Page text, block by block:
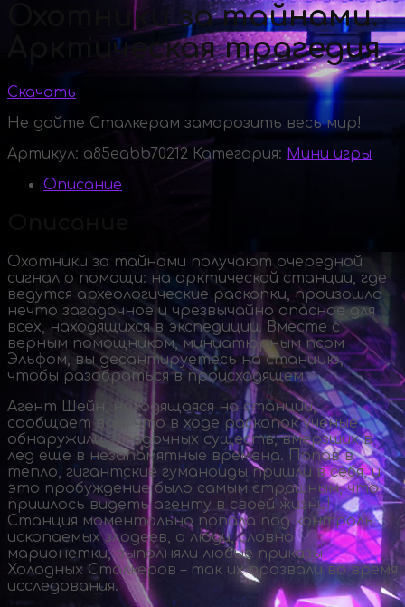
Охотники за тайнами.
Арктическая трагедия
Скачать
Не дайте Сталкерам заморозить весь мир!
Артикул: a85eabb70212 Категория: Мини игры
Описание
Охотники за тайнами получают очередной
сигнал о помощи: на арктической станции, где
ведутся археологические раскопки, произошло
нечто загадочное и чрезвычайно опасное для
всех, находящихся в экспедиции. Вместе с
верным помощником, миниатюрным псом
Эльфом, вы десантируетесь на станцию,
чтобы разобраться в происходящем.
Агент Шейн, находящаяся на станции,
сообщает вам, что в ходе раскопок ученые
обнаружили загадочных существ, вмерзших в
лед еще в незапамятные времена. Попав в
тепло, гигантские гуманоиды пришли в себя, и
это пробуждение было самым страшным, что
пришлось видеть агенту в своей жизни!
Станция моментально попала под контроль
ископаемых злодеев, а люди, словно
марионетки, выполняли любые приказы
Холодных Сталкеров – так их прозвали во время
исследования.